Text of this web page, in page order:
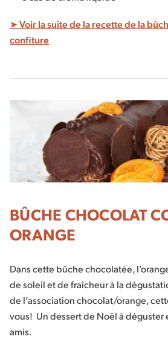
➤ Voir la suite de la recette de la
confiture
BÛCHE CHOCOLAT
ORANGE
Dans cette bûche chocolatée,
de soleil et de fraîcheur à la
de l’association chocolat/orange,
vous! Un dessert de Noël à déguster
amis.